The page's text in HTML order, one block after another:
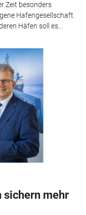
Zeit besonders
Hafengesellschaft
Häfen soll es...
sichern mehr